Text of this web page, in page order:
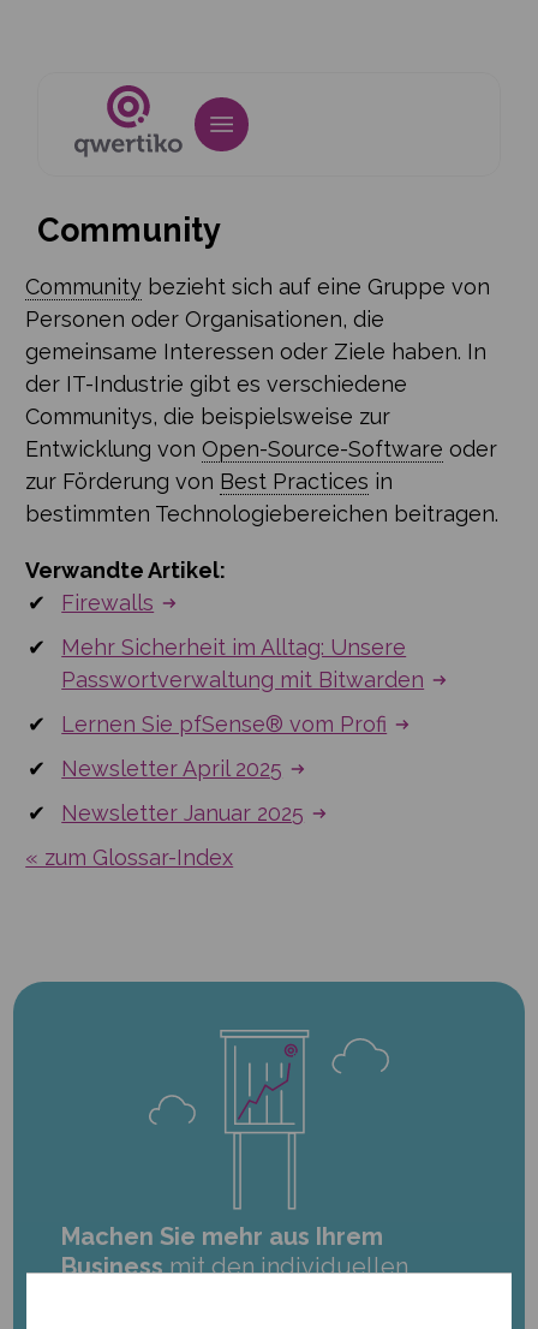
Community
Community bezieht sich auf eine Gruppe von
Personen oder Organisationen, die
gemeinsame Interessen oder Ziele haben. In
der IT-Industrie gibt es verschiedene
Communitys, die beispielsweise zur
Entwicklung vonOpen-Source-Software oder
zur Förderung von Best Practices in
bestimmten Technologiebereichen beitragen.
Verwandte Artikel:
Firewalls
Mehr Sicherheit im Alltag: Unsere
Passwortverwaltung mit Bitwarden
Lernen Sie pfSense® vom Profi
Newsletter April 2025
Newsletter Januar 2025
« zum Glossar-Index
Machen Sie mehr aus Ihrem
Businessmit den individuellen